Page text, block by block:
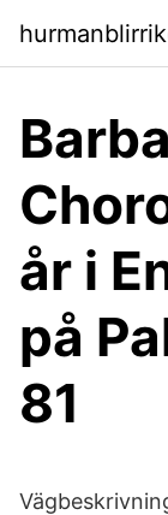
år i
på
81